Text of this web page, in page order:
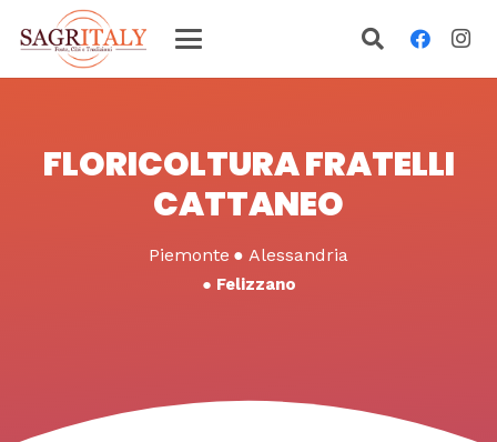
FLORICOLTURA FRATELLI
CATTANEO
Piemonte ● Alessandria
● Felizzano